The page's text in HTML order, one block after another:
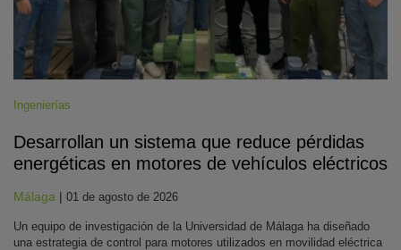
Ingenierías
Desarrollan un sistema que reduce pérdidas
energéticas en motores de vehículos eléctricos
Málaga | 01 de agosto de 2026
Un equipo de investigación de la Universidad de Málaga ha diseñado
una estrategia de control para motores utilizados en movilidad eléctrica